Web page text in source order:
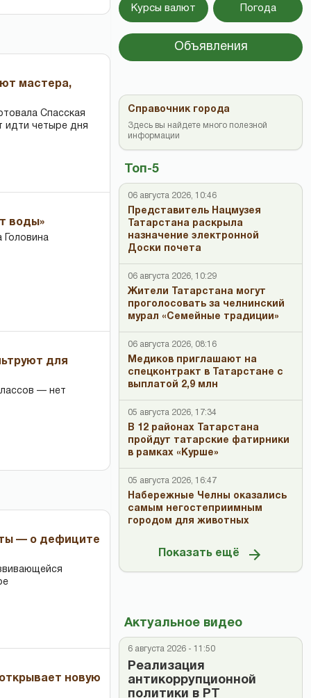
мастера,
Спасская
идти четыре дня
воды»
для
— нет
— о дефиците
новую
Курсы валют Погода
Объявления
Топ-5
06 августа 2026, 10:46
Представитель Нацмузея
Татарстана раскрыла
назначение электронной
Доски почета
06 августа 2026, 10:29
Жители Татарстана могут
проголосовать за челнинский
мурал «Семейные традиции»
06 августа 2026, 08:16
Медиков приглашают на
спецконтракт в Татарстане с
выплатой 2,9 млн
05 августа 2026, 17:34
В 12 районах Татарстана
пройдут татарские фатирники
в рамках «Курше»
05 августа 2026, 16:47
Набережные Челны оказались
самым негостеприимным
городом для животных
Показать ещё
Актуальное видео
6 августа 2026 - 11:50
Реализация
антикоррупционной
политики в РТ
Справочник города
Здесь вы найдете много полезной
информации